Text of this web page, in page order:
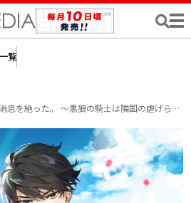
覧
絶った。 ～黒狼の騎士は隣国の虐げられた姫を全力で愛します～